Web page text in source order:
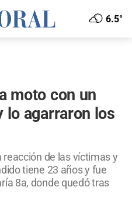
6.5°
moto con un
lo agarraron los
reacción de las víctimas y
tiene 23 años y fue
8a, donde quedó tras